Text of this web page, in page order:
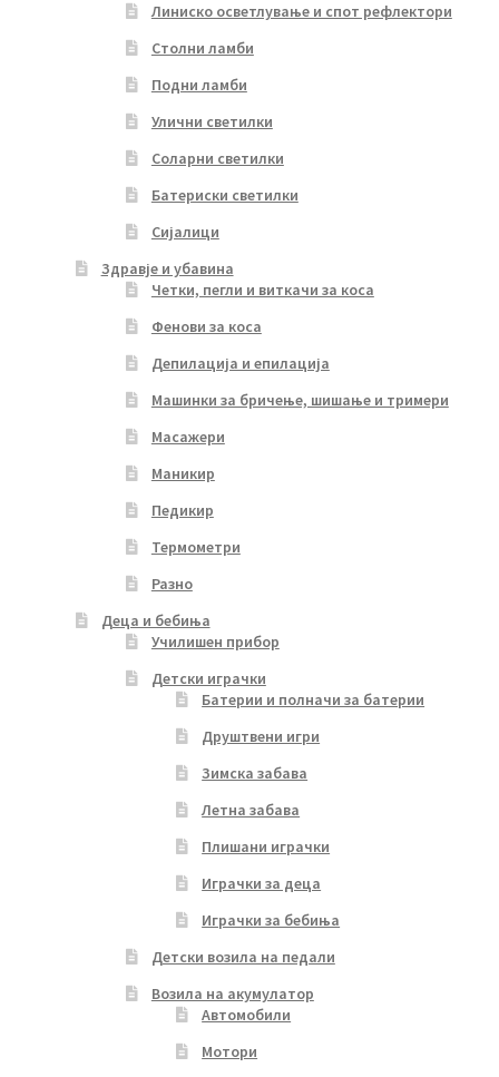
Линиско осветлување и спот рефлектори
Столни ламби
Подни ламби
Улични светилки
Соларни светилки
Батериски светилки
Сијалици
Здравје и убавина
Четки, пегли и виткачи за коса
Фенови за коса
Депилација и епилација
Машинки за бричење, шишање и тримери
Масажери
Маникир
Педикир
Термометри
Разно
Деца и бебиња
Училишен прибор
Детски играчки
Батерии и полначи за батерии
Друштвени игри
Зимска забава
Летна забава
Плишани играчки
Играчки за деца
Играчки за бебиња
Детски возила на педали
Возила на акумулатор
Автомобили
Мотори